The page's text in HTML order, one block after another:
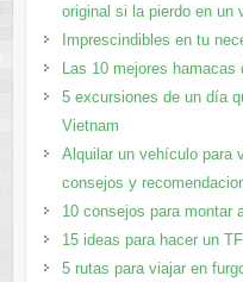
original si la pierdo en un
Imprescindibles en tu
Las 10 mejores hamacas
5 excursiones de un día
Vietnam
Alquilar un vehículo para
consejos y
10 consejos para montar
15 ideas para hacer un
5 rutas para viajar en